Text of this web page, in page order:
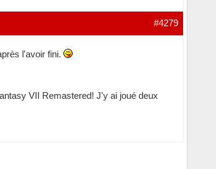
#4279
l'avoir fini.
VII Remastered! J'y ai joué deux